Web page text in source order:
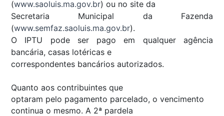
(www.saoluis.ma.gov.br) ou no site da
Secretaria Municipal da Fazenda
(www.semfaz.saoluis.ma.gov.br).
O IPTU pode ser pago em qualquer agência
bancária, casas lotéricas e
correspondentes bancários autorizados.
Quanto aos contribuintes que
optaram pelo pagamento parcelado, o vencimento
continua o mesmo. A 2ª pardela